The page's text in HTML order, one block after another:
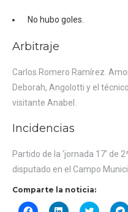
No hubo goles.
Arbitraje
Carlos Romero Ramírez.
Deborah, Angolotti y el
visitante Anabel.
Incidencias
Partido de la ‘jornada 17’ de
disputado en el Campo
Comparte la noticia: